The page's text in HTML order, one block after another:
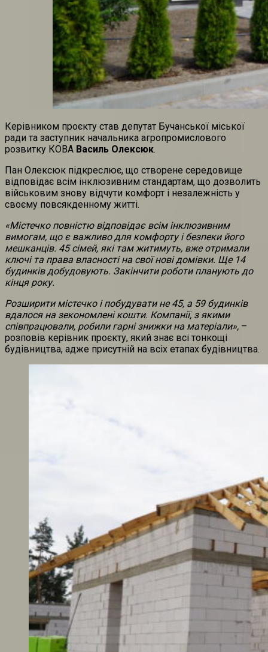
Керівником проєкту став депутат Бучанської міської
ради та заступник начальника агропромислового
розвитку КОВА Василь Олексюк.
Пан Олексюк підкреслює, що створене середовище
відповідає всім інклюзивним стандартам, що дозволить
військовим знову відчути комфорт і незалежність у
своєму повсякденному житті.
«Містечко повністю відповідає всім інклюзивним
вимогам, що є важливо для комфорту і безпеки його
мешканців. 45 сімей, які там житимуть, вже отримали
ключі та права власності на свої нові домівки. Ще 14
будинків добудовують. Закінчити роботи планують до
кінця року.
Розширити містечко і побудувати не 45, а 59 будинків
вдалося на зекономлені кошти. Компанії, з якими
співпрацювали, робили гарні знижки на матеріали», –
розповів керівник проєкту, який знає всі тонкощі
будівництва, адже присутній на всіх етапах будівництва.